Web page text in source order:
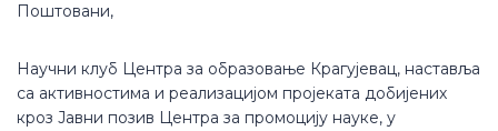
Поштовани,
Научни клуб Центра за образовање Крагујевац, наставља
са активностима и реализацијом пројеката добијених
кроз Јавни позив Центра за промоцију науке, у